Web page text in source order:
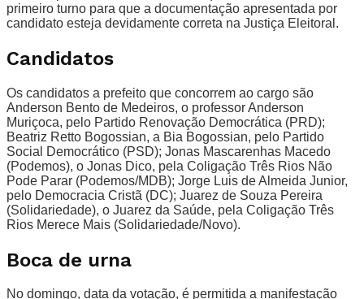
primeiro turno para que a documentação apresentada por
candidato esteja devidamente correta na Justiça Eleitoral.
Candidatos
Os candidatos a prefeito que concorrem ao cargo são
Anderson Bento de Medeiros, o professor Anderson
Muriçoca, pelo Partido Renovação Democrática (PRD);
Beatriz Retto Bogossian, a Bia Bogossian, pelo Partido
Social Democrático (PSD); Jonas Mascarenhas Macedo
(Podemos), o Jonas Dico, pela Coligação Três Rios Não
Pode Parar (Podemos/MDB); Jorge Luis de Almeida Junior,
pelo Democracia Cristã (DC); Juarez de Souza Pereira
(Solidariedade), o Juarez da Saúde, pela Coligação Três
Rios Merece Mais (Solidariedade/Novo).
Boca de urna
No domingo, data da votação, é permitida a manifestação